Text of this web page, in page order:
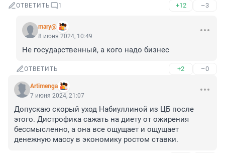
ОТВЕТИТЬ 1 +12 –3
mary@
8 июня 2024, 10:49
Не государственный, а кого надо бизнес
ОТВЕТИТЬ +2 –0
Artimenga
7 июня 2024, 21:07
Допускаю скорый уход Набиуллиной из ЦБ после
этого. Дистрофика сажать на диету от ожирения
бессмысленно, а она все ощущает и ощущает
денежную массу в экономику ростом ставки.